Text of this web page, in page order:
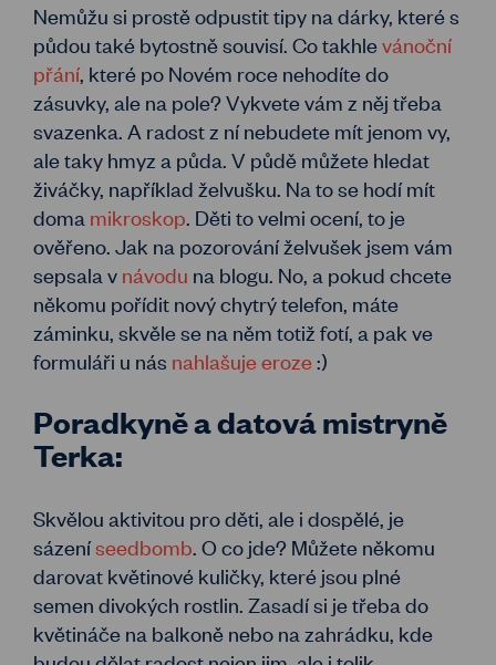
Nemůžu si prostě odpustit tipy na dárky, které s
půdou také bytostně souvisí. Co takhlevánoční
přání, které po Novém roce nehodíte do
zásuvky, ale na pole? Vykvete vám z něj třeba
svazenka. A radost z ní nebudete mít jenom vy,
ale taky hmyz a půda. V půdě můžete hledat
živáčky, například želvušku. Na to se hodí mít
doma mikroskop. Děti to velmi ocení, to je
ověřeno. Jak na pozorování želvušek jsem vám
sepsala v návodu na blogu. No, a pokud chcete
někomu pořídit nový chytrý telefon, máte
záminku, skvěle se na něm totiž fotí, a pak ve
formuláři u nás nahlašuje eroze :)
Poradkyně a datová mistryně
Terka:
Skvělou aktivitou pro děti, ale i dospělé, je
sázeníseedbomb. O co jde? Můžete někomu
darovat květinové kuličky, které jsou plné
semen divokých rostlin. Zasadí si je třeba do
květináče na balkoně nebo na zahrádku, kde